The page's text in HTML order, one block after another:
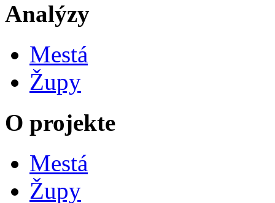
Analýzy
Mestá
Župy
O projekte
Mestá
Župy